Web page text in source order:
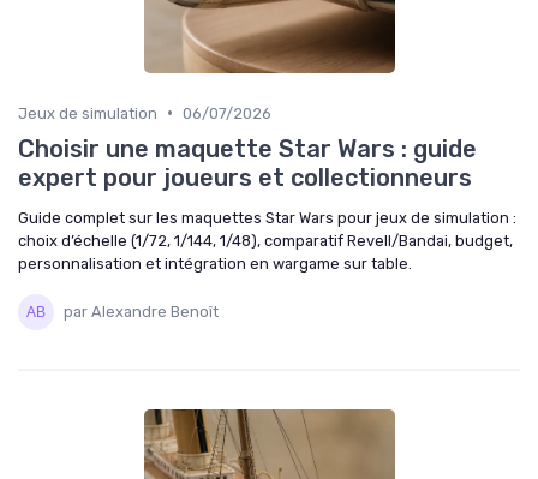
Jeux de simulation • 06/07/2026
Choisir une maquette Star Wars : guide
expert pour joueurs et collectionneurs
Guide complet sur les maquettes Star Wars pour jeux de simulation :
choix d’échelle (1/72, 1/144, 1/48), comparatif Revell/Bandai, budget,
personnalisation et intégration en wargame sur table.
par Alexandre Benoît